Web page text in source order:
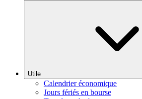
Utile
Calendrier économique
Jours fériés en bourse